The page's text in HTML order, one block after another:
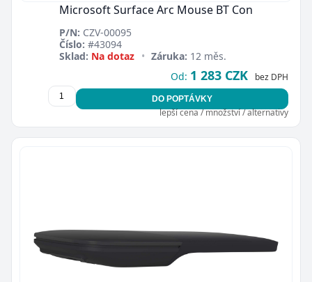
Microsoft Surface Arc Mouse BT Con
P/N: CZV-00095
Číslo: #43094
Sklad: Na dotaz • Záruka: 12 měs.
Od: 1 283 CZK bez DPH
DO POPTÁVKY
lepší cena / množství / alternativy